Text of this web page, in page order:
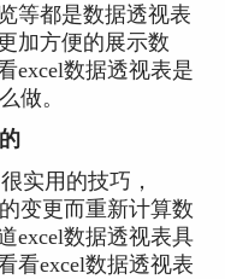
等都是数据透视表
加方便的展示数
excel数据透视表是
做。
实用的技巧，
变更而重新计算数
excel数据透视表具
看excel数据透视表